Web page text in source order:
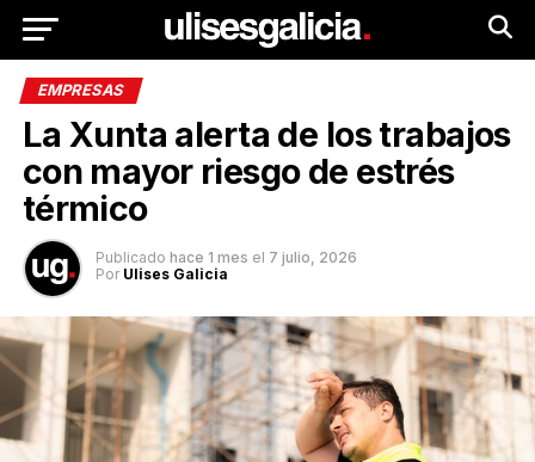
EMPRESAS
La Xunta alerta de los trabajos
con mayor riesgo de estrés
térmico
Publicado hace 1 mes el 7 julio, 2026
Por Ulises Galicia